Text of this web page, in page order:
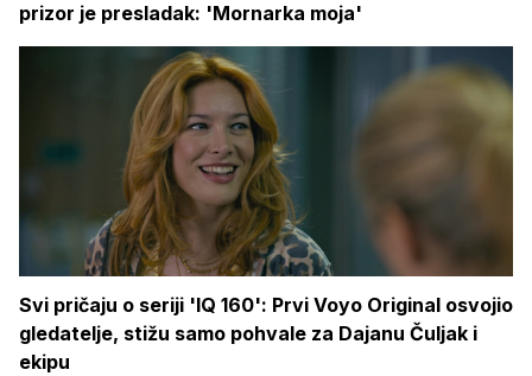
prizor je presladak: 'Mornarka moja'
Svi pričaju o seriji 'IQ 160': Prvi Voyo Original osvojio
gledatelje, stižu samo pohvale za Dajanu Čuljak i
ekipu